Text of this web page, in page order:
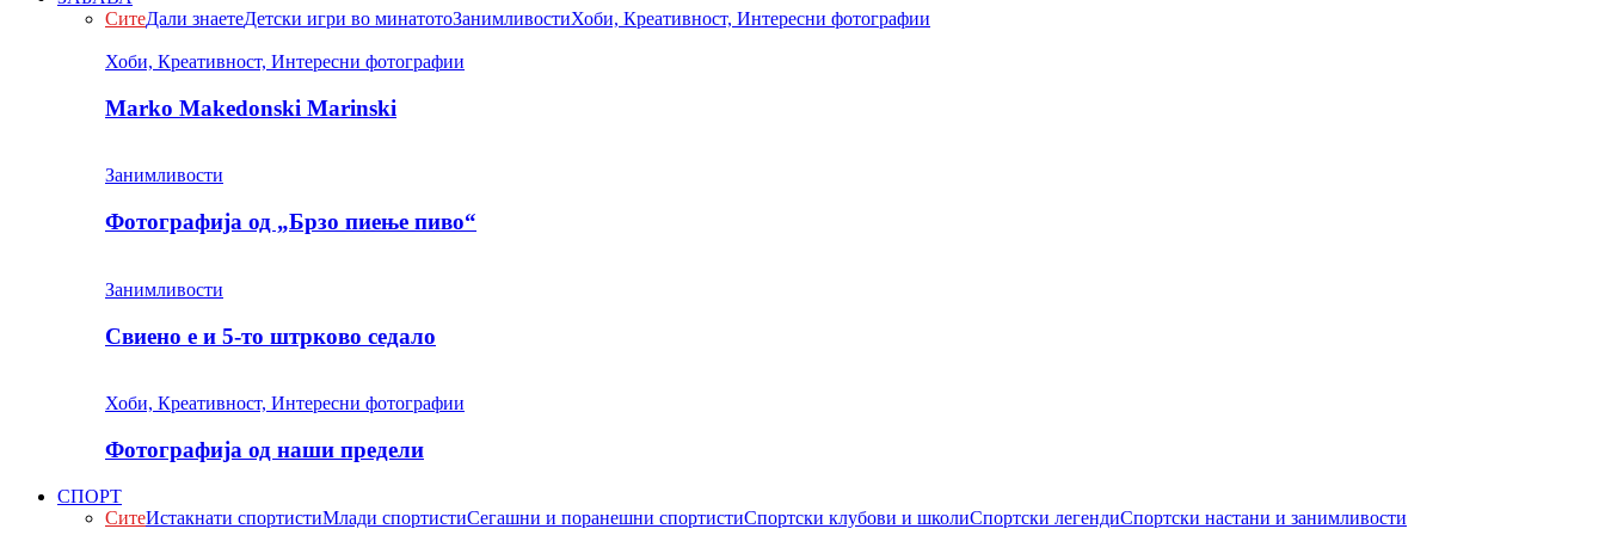
СитеДали знаетеДетски игри во минатотоЗанимливостиХоби, Креативност, Интересни фотографии
Хоби, Креативност, Интересни фотографии
Marko Makedonski Marinski
Занимливости
Фотографија од „Брзо пиење пиво“
Занимливости
Свиено е и 5-то штрково седало
Хоби, Креативност, Интересни фотографии
Фотографија од наши предели
СПОРТ
СитеИстакнати спортистиМлади спортистиСегашни и поранешни спортистиСпортски клубови и школиСпортски легендиСпортски настани и занимливости